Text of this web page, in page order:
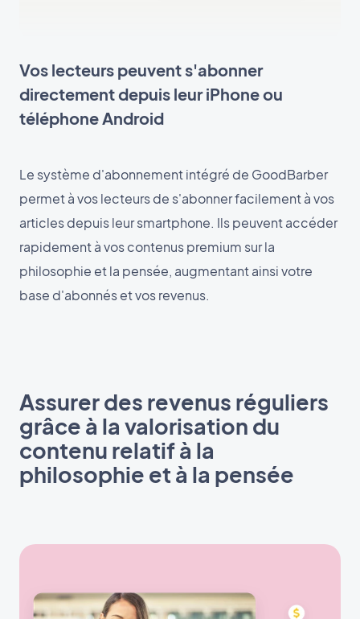
Vos lecteurs peuvent s'abonner
directement depuis leur iPhone ou
téléphone Android
Le système d'abonnement intégré de GoodBarber
permet à vos lecteurs de s'abonner facilement à vos
articles depuis leur smartphone. Ils peuvent accéder
rapidement à vos contenus premium sur la
philosophie et la pensée, augmentant ainsi votre
base d'abonnés et vos revenus.
Assurer des revenus réguliers
grâce à la valorisation du
contenu relatif à la
philosophie et à la pensée